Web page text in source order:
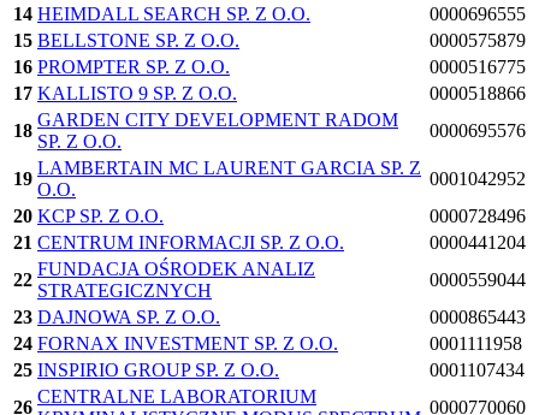
14 HEIMDALL SEARCH SP. Z O.O.
0000696555
15 BELLSTONE SP. Z O.O.
0000575879
16 PROMPTER SP. Z O.O.
0000516775
17 KALLISTO 9 SP. Z O.O.
0000518866
18
GARDEN CITY DEVELOPMENT RADOM
SP. Z O.O.
0000695576
19
LAMBERTAIN MC LAURENT GARCIA SP. Z
O.O.
0001042952
20 KCP SP. Z O.O.
0000728496
21 CENTRUM INFORMACJI SP. Z O.O.
0000441204
22
FUNDACJA OŚRODEK ANALIZ
STRATEGICZNYCH
0000559044
23 DAJNOWA SP. Z O.O.
0000865443
24 FORNAX INVESTMENT SP. Z O.O.
0001111958
25 INSPIRIO GROUP SP. Z O.O.
0001107434
26
CENTRALNE LABORATORIUM
0000770060